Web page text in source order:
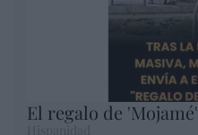
El regalo de 'Mojamé'